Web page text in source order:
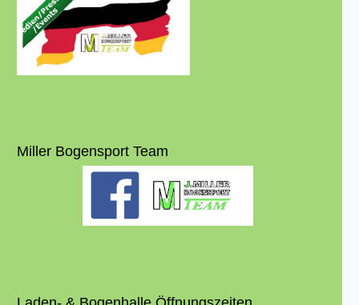
Miller Bogensport Team